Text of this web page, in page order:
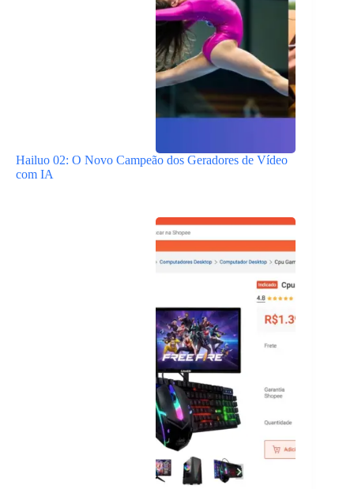
Hailuo 02: O Novo Campeão dos Geradores de Vídeo
com IA